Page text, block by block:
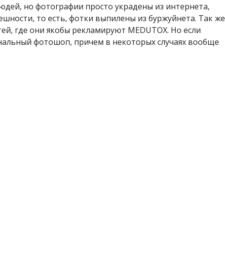
но фотографии просто украдены из интернета,
то есть, фотки выпилены из буржуйнета. Так же
где они якобы рекламируют MEDUTOX. Но если
фотошоп, причем в некоторых случаях вообще